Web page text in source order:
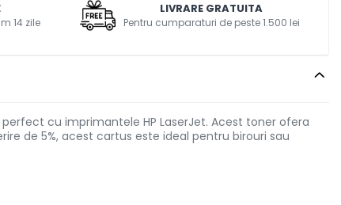
14 zile
LIVRARE GRATUITA
Pentru cumparaturi de peste 1.500 lei
cu imprimantele HP LaserJet. Acest toner ofera
de 5%, acest cartus este ideal pentru birouri sau